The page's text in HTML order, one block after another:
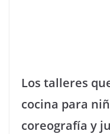
Los talleres
cocina para
coreografía y